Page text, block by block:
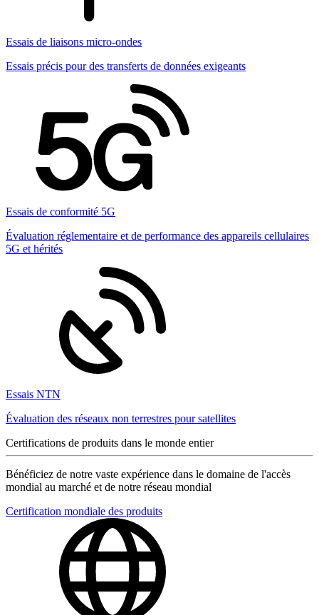
Essais de liaisons micro-ondes
Essais précis pour des transferts de données exigeants
Essais de conformité 5G
Évaluation réglementaire et de performance des appareils cellulaires
5G et hérités
Essais NTN
Évaluation des réseaux non terrestres pour satellites
Certifications de produits dans le monde entier
Bénéficiez de notre vaste expérience dans le domaine de l'accès
mondial au marché et de notre réseau mondial
Certification mondiale des produits